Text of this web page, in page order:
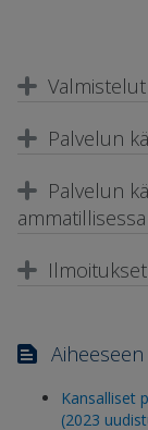
Valmistelut
Palvelun
Palvelun
Ilmoitukset
Kansalliset
(2023